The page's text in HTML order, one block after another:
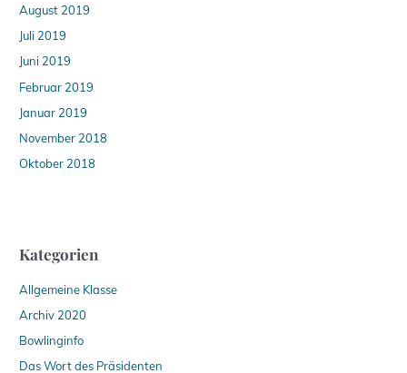
August 2019
Juli 2019
Juni 2019
Februar 2019
Januar 2019
November 2018
Oktober 2018
Kategorien
Allgemeine Klasse
Archiv 2020
Bowlinginfo
Das Wort des Präsidenten